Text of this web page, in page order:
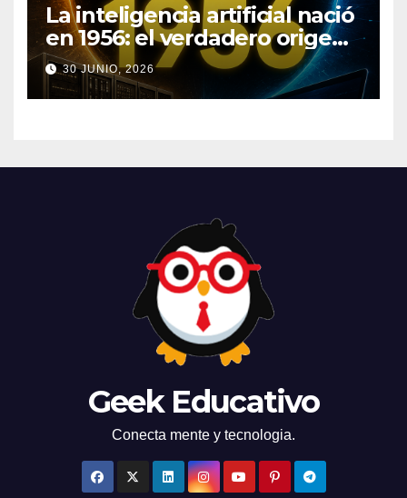
La inteligencia artificial nació
en 1956: el verdadero origen
de la IA que cambió el
mundo
30 JUNIO, 2026
Geek Educativo
Conecta mente y tecnologia.